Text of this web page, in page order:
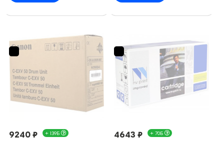
9240 ₽ + 139Б 4643 ₽ + 70Б